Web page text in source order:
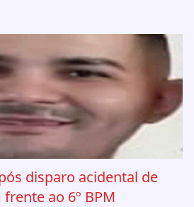
disparo acidental de
ao 6º BPM